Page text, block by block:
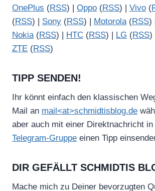
OnePlus (RSS) | Oppo (RSS) | Vivo (
(RSS) | Sony (RSS) | Motorola(RSS) |
Nokia(RSS) | HTC (RSS) | LG (RSS) |
ZTE (RSS)
TIPP SENDEN!
Ihr könnt einfach den klassischen
Mail an mail<at>schmidtisblog.de
aber auch mit einer Direktnachricht in
Telegram-Gruppe einen Tipp
DIR GEFÄLLT SCHMIDTIS
Mache mich zu Deiner bevorzugten